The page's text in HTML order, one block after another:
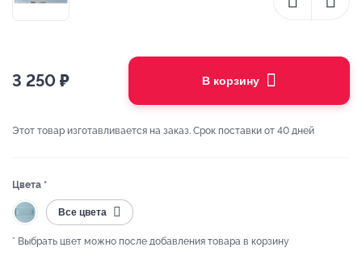
3 250 ₽ В корзину
Этот товар изготавливается на заказ. Срок поставки от 40 дней
Цвета *
Все цвета
* Выбрать цвет можно после добавления товара в корзину